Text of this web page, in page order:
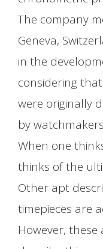
The company
Geneva,
in the
considering
were originally
by
When one
thinks of the
Other apt
timepieces are
However,